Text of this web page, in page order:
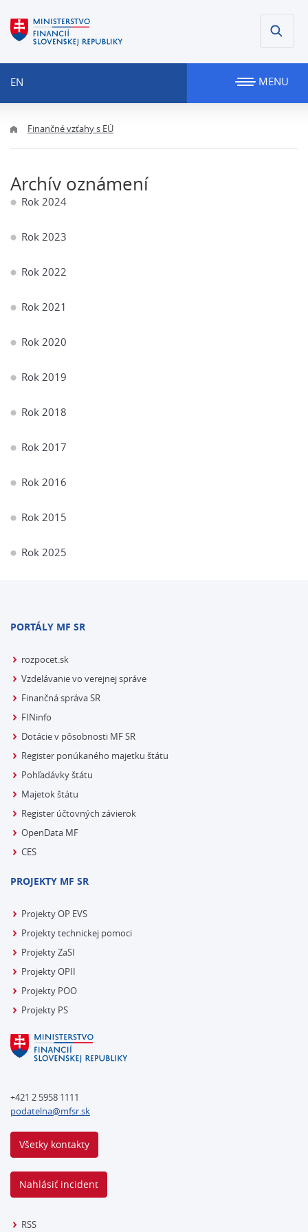
EN MENU
Finančné vzťahy s EÚ
Archív oznámení
Rok 2024
Rok 2023
Rok 2022
Rok 2021
Rok 2020
Rok 2019
Rok 2018
Rok 2017
Rok 2016
Rok 2015
Rok 2025
PORTÁLY MF SR
rozpocet.sk
Vzdelávanie vo verejnej správe
Finančná správa SR
FINinfo
Dotácie v pôsobnosti MF SR
Register ponúkaného majetku štátu
Pohľadávky štátu
Majetok štátu
Register účtovných závierok
OpenData MF
CES
PROJEKTY MF SR
Projekty OP EVS
Projekty technickej pomoci
Projekty ZaSI
Projekty OPII
Projekty POO
Projekty PS
+421 2 5958 1111
podatelna@mfsr.sk
Všetky kontakty
Nahlásiť incident
RSS